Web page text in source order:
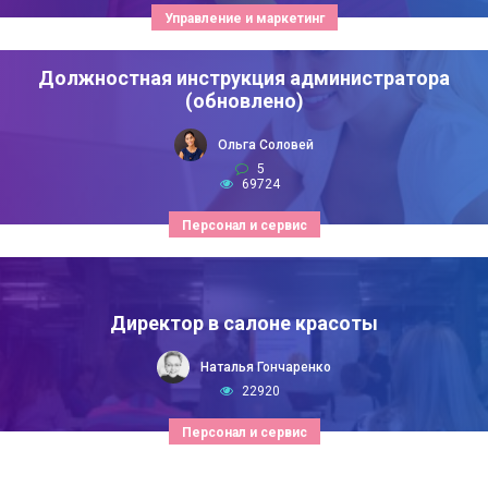
Управление и маркетинг
Персонал и сервис
Должностная инструкция администратора
(обновлено)
Ольга Соловей
5
69724
Персонал и сервис
Директор в салоне красоты
Наталья Гончаренко
22920